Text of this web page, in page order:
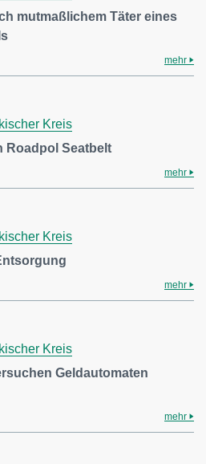
mutmaßlichem Täter eines
mehr
Kreis
Roadpol Seatbelt
mehr
Kreis
mehr
Kreis
Geldautomaten
mehr